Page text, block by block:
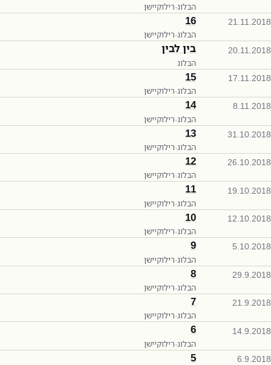
הבלוג·רילוקיישן
21.11.2018
16
הבלוג·רילוקיישן
20.11.2018 בין לבין
הבלוג
17.11.2018
15
הבלוג·רילוקיישן
8.11.2018
14
הבלוג·רילוקיישן
31.10.2018
13
הבלוג·רילוקיישן
26.10.2018
12
הבלוג·רילוקיישן
19.10.2018
11
הבלוג·רילוקיישן
12.10.2018
10
הבלוג·רילוקיישן
5.10.2018
9
הבלוג·רילוקיישן
29.9.2018
8
הבלוג·רילוקיישן
21.9.2018
7
הבלוג·רילוקיישן
14.9.2018
6
הבלוג·רילוקיישן
6.9.2018
5